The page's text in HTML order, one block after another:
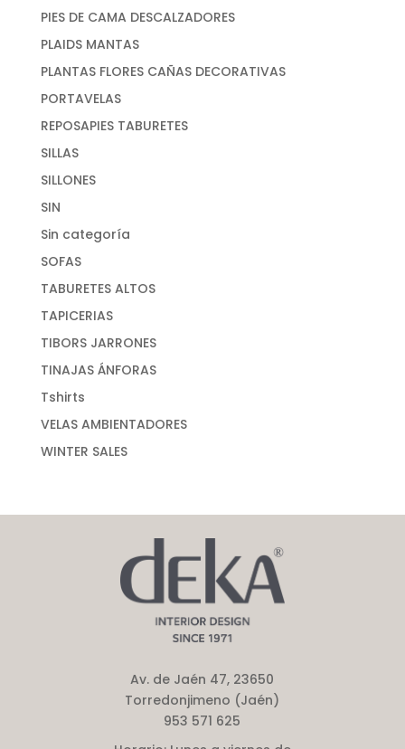
PIES DE CAMA DESCALZADORES
PLAIDS MANTAS
PLANTAS FLORES CAÑAS DECORATIVAS
PORTAVELAS
REPOSAPIES TABURETES
SILLAS
SILLONES
SIN
Sin categoría
SOFAS
TABURETES ALTOS
TAPICERIAS
TIBORS JARRONES
TINAJAS ÁNFORAS
Tshirts
VELAS AMBIENTADORES
WINTER SALES
Av. de Jaén 47, 23650
Torredonjimeno (Jaén)
953 571 625